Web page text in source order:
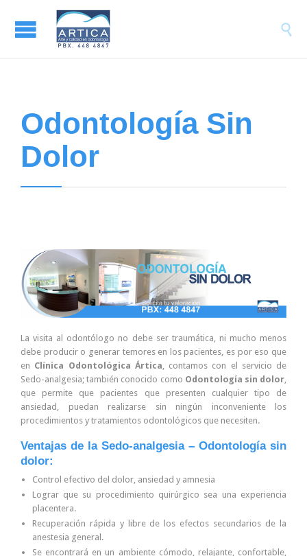

Odontología Sin
Dolor
La visita al odontólogo no debe ser traumática, ni mucho menos
debe producir o generar temores en los pacientes, es por eso que
en Clínica Odontológica Ártica, contamos con el servicio de
Sedo-analgesia; también conocido como Odontología sin dolor,
que permite que pacientes que presenten cualquier tipo de
ansiedad, puedan realizarse sin ningún inconveniente los
procedimientos y tratamientos odontológicos que necesiten.
Ventajas de la Sedo-analgesia – Odontología sin
dolor:
Control efectivo del dolor, ansiedad y amnesia
Lograr que su procedimiento quirúrgico sea una experiencia
placentera.
Recuperación rápida y libre de los efectos secundarios de la
anestesia general.
Se encontrará en un ambiente cómodo, relajante, confortable,